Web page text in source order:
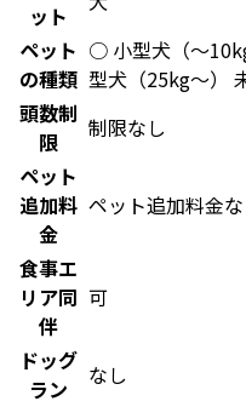
ット
ペット
の種類
○ 小型犬（〜
型犬（25kg〜）
頭数制
限
制限なし
ペット
追加料
金
ペット追加料金
食事エ
リア同
伴
可
ドッグ
ラン
なし